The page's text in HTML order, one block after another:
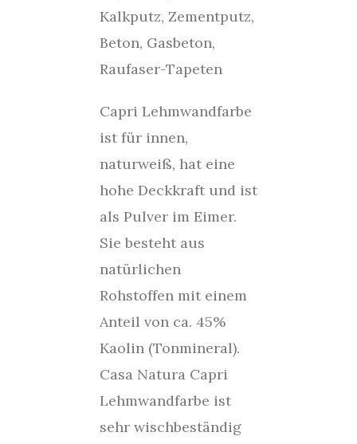
Kalkputz, Zementputz,
Beton, Gasbeton,
Raufaser-Tapeten
Capri Lehmwandfarbe
ist für innen,
naturweiß, hat eine
hohe Deckkraft und ist
als Pulver im Eimer.
Sie besteht aus
natürlichen
Rohstoffen mit einem
Anteil von ca. 45%
Kaolin (Tonmineral).
Casa Natura Capri
Lehmwandfarbe ist
sehr wischbeständig